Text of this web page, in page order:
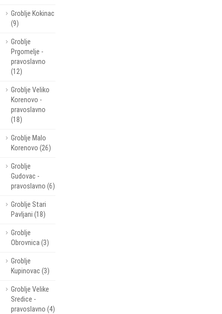
Groblje Kokinac
(9)
Groblje
Prgomelje -
pravoslavno
(12)
Groblje Veliko
Korenovo -
pravoslavno
(18)
Groblje Malo
Korenovo (26)
Groblje
Gudovac -
pravoslavno (6)
Groblje Stari
Pavljani (18)
Groblje
Obrovnica (3)
Groblje
Kupinovac (3)
Groblje Velike
Sredice -
pravoslavno (4)